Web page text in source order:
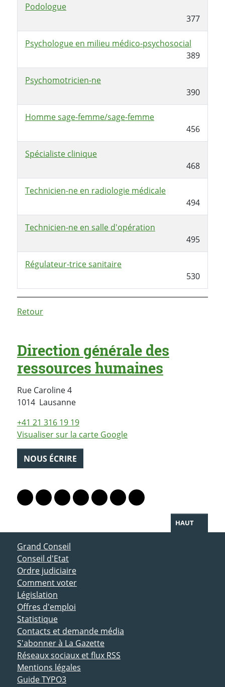
Podologue
377
Psychologue en milieu médico-psychosocial
389
Psychomotricien-ne
390
Homme sage-femme/sage-femme
456
Spécialiste clinique
468
Technicien-ne en radiologie médicale
494
Technicien-ne en salle d'opération
495
Régulateur-trice sanitaire
530
Retour
Direction générale des
ressources humaines
Rue Caroline 4
1014 LausanneSuisse
+41 21 316 19 19
Visualiser sur la carte Google
NOUS ÉCRIRE
Lien vers le profil Mastodon
Lien vers le profil Bluesky
Lien vers le profil Instagram
Lien vers le profil Linkedin
Lien vers le profil Facebook
Lien vers le profil Twitter
Partager par WhatsApp
HAUT
ACCÈS DIRECT
Grand Conseil
Conseil d'Etat
Ordre judiciaire
Comment voter
Législation
Offres d'emploi
Statistique
Contacts et demande média
S'abonner à La Gazette
Réseaux sociaux et flux RSS
Mentions légales
Guide TYPO3